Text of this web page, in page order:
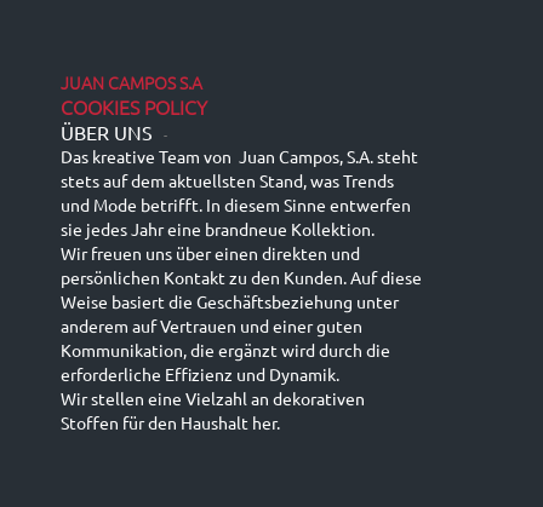
JUAN CAMPOS S.A
COOKIES POLICY
ÜBER UNS -
Das kreative Team von Juan Campos, S.A. steht
stets auf dem aktuellsten Stand, was Trends
und Mode betrifft. In diesem Sinne entwerfen
sie jedes Jahr eine brandneue Kollektion.
Wir freuen uns über einen direkten und
persönlichen Kontakt zu den Kunden. Auf diese
Weise basiert die Geschäftsbeziehung unter
anderem auf Vertrauen und einer guten
Kommunikation, die ergänzt wird durch die
erforderliche Effizienz und Dynamik.
Wir stellen eine Vielzahl an dekorativen
Stoffen für den Haushalt her.